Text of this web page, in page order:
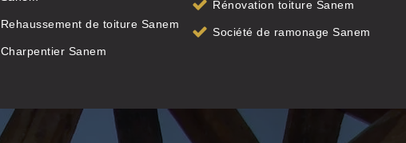
Rehaussement de toiture Sanem
Charpentier Sanem
Rénovation toiture Sanem
Société de ramonage Sanem